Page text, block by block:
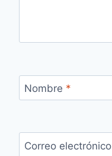
Nombre *
Correo electrónico